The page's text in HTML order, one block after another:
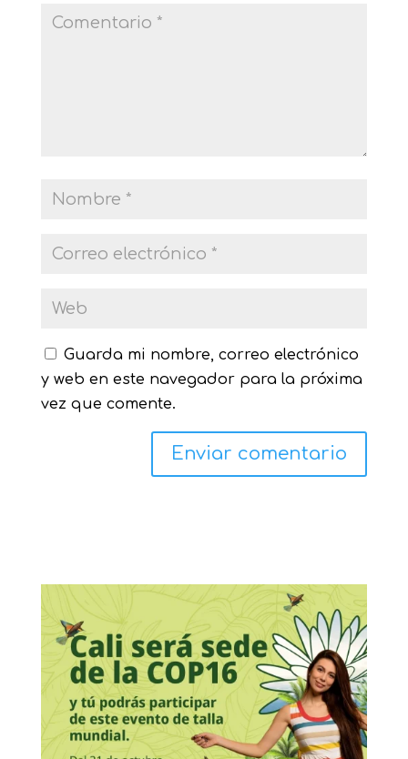
Guarda mi nombre, correo electrónico
y web en este navegador para la próxima
vez que comente.